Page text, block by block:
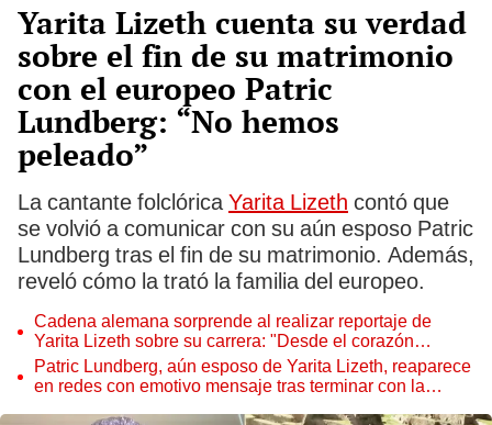
Yarita Lizeth cuenta su verdad
sobre el fin de su matrimonio
con el europeo Patric
Lundberg: “No hemos
peleado”
La cantante folclórica Yarita Lizeth contó que
se volvió a comunicar con su aún esposo Patric
Lundberg tras el fin de su matrimonio. Además,
reveló cómo la trató la familia del europeo.
Cadena alemana sorprende al realizar reportaje de
Yarita Lizeth sobre su carrera: "Desde el corazón
andino"
Patric Lundberg, aún esposo de Yarita Lizeth, reaparece
en redes con emotivo mensaje tras terminar con la